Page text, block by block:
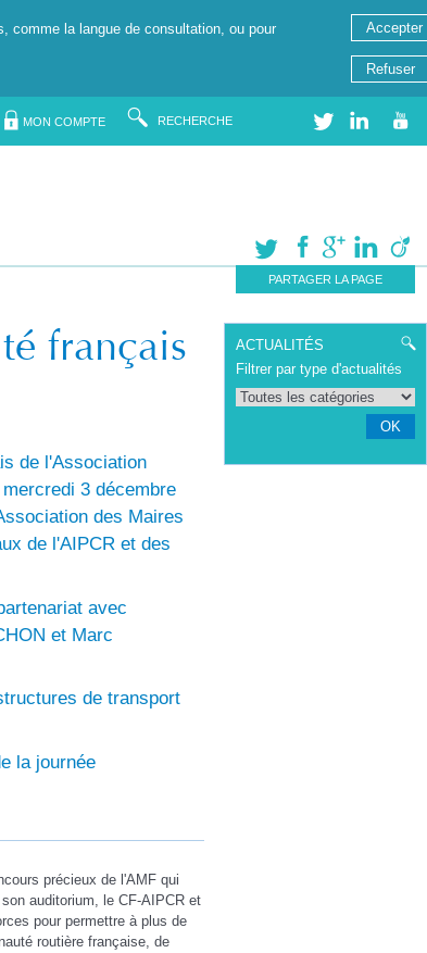
comme la langue de consultation, ou pour
Accepter
Refuser
MON COMPTE RECHERCHE
PARTAGER LA PAGE
français
de l'Association
3 décembre
des Maires
de l'AIPCR et des
avec
et Marc
de transport
la journée
précieux de l'AMF qui
auditorium, le CF-AIPCR et
pour permettre à plus de
routière française, de
ACTUALITÉS
Filtrer par type d'actualités
OK